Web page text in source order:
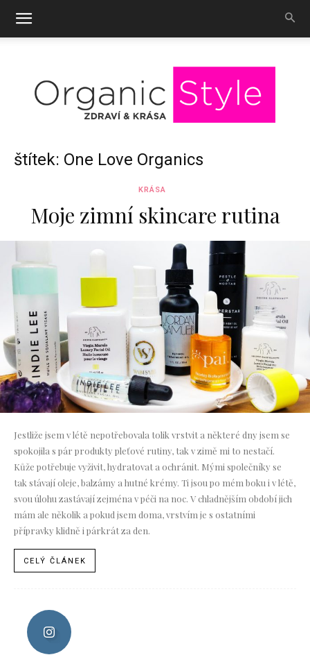
OrganicStyle
štítek: One Love Organics
KRÁSA
Moje zimní skincare rutina
Jestliže jsem v létě nepotřebovala tolik vrstvit a některé dny jsem se
spokojila s pár produkty pleťové rutiny, tak v zimě mi to nestačí.
Kůže potřebuje vyživit, hydratovat a ochránit. Mými společníky se
tak stávají oleje, balzámy a hutné krémy. Ti jsou po mém boku i v létě,
svou úlohu zastávají zejména v péči na noc. V chladnějším období jich
mám ale několik a pokud jsem doma, vrstvím je s ostatními
přípravky klidně i párkrát za den.
CELÝ ČLÁNEK